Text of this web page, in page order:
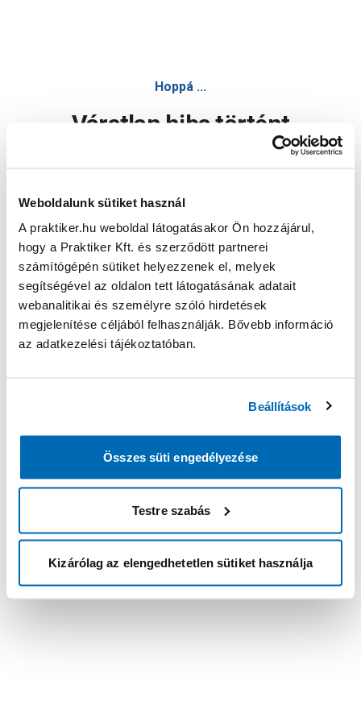
Weboldalunk sütiket használ
A praktiker.hu weboldal látogatásakor Ön hozzájárul,
hogy a Praktiker Kft. és szerződött partnerei
számítógépén sütiket helyezzenek el, melyek
segítségével az oldalon tett látogatásának adatait
webanalitikai és személyre szóló hirdetések
megjelenítése céljából felhasználják. Bővebb információ
az adatkezelési tájékoztatóban.
Beállítások
Összes süti engedélyezése
Testre szabás
Kizárólag az elengedhetetlen sütiket használja
Hoppá ...
Váratlan hiba történt
Oldal újratöltése